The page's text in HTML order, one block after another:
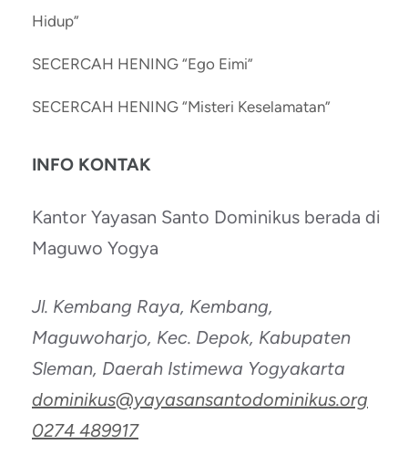
Hidup”
SECERCAH HENING “Ego Eimi”
SECERCAH HENING “Misteri Keselamatan”
INFO KONTAK
Kantor Yayasan Santo Dominikus berada di
Maguwo Yogya
Jl. Kembang Raya, Kembang,
Maguwoharjo, Kec. Depok, Kabupaten
Sleman, Daerah Istimewa Yogyakarta
dominikus@yayasansantodominikus.org
0274 489917